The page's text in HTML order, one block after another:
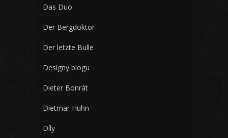
Das Duo
Der Bergdoktor
Der letzte Bulle
Designy blogu
Dieter Bonrát
Dietmar Huhn
Díly